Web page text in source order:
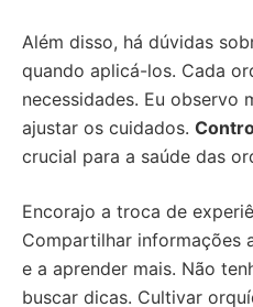
Além disso, há dúvidas
quando aplicá-los. Cada
necessidades. Eu observo
ajustar os cuidados.
crucial para a saúde das
Encorajo a troca de
Compartilhar informações
e a aprender mais. Não
buscar dicas. Cultivar